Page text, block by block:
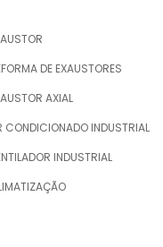
E EXAUSTÃO
PARA LABORATÓRIO
DE EXAUSTORES
AXIAL
INDUSTRIAL
INDUSTRIAL